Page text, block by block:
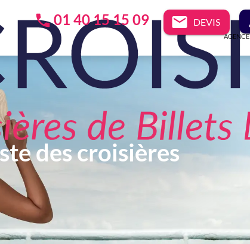
01 40 15 15 09 DEVIS
AGENCE
des croisières